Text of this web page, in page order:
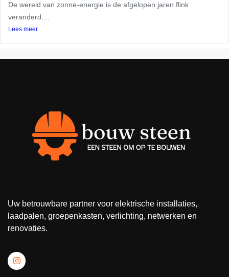
De wereld van zonne-energie is de afgelopen jaren flink
veranderd....
Lees meer
Uw betrouwbare partner voor elektrische installaties,
laadpalen, groepenkasten, verlichting, netwerken en
renovaties.